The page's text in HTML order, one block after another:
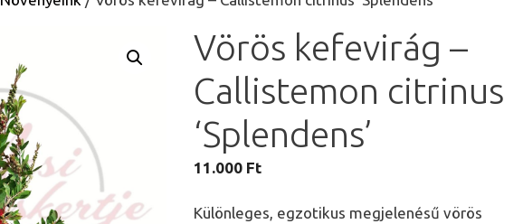
Vörös kefevirág –
Callistemon citrinus
‘Splendens’
11.000 Ft
Különleges, egzotikus megjelenésű vörös